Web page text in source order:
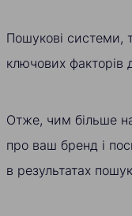
Пошукові системи,
ключових факторів
Отже, чим більше
про ваш бренд і
в результатах